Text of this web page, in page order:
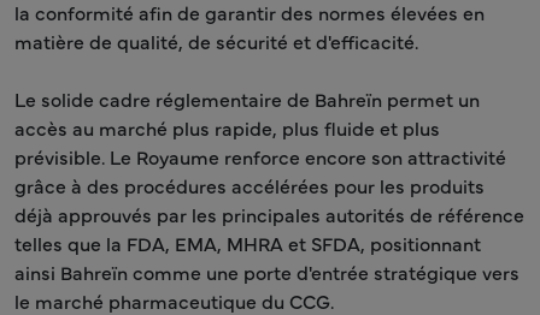
la conformité afin de garantir des normes élevées en
matière de qualité, de sécurité et d'efficacité.
Le solide cadre réglementaire de Bahreïn permet un
accès au marché plus rapide, plus fluide et plus
prévisible. Le Royaume renforce encore son attractivité
grâce à des procédures accélérées pour les produits
déjà approuvés par les principales autorités de référence
telles que la FDA, EMA, MHRA et SFDA, positionnant
ainsi Bahreïn comme une porte d'entrée stratégique vers
le marché pharmaceutique du CCG.